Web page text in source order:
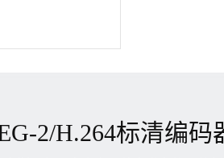
2/H.264标清编码